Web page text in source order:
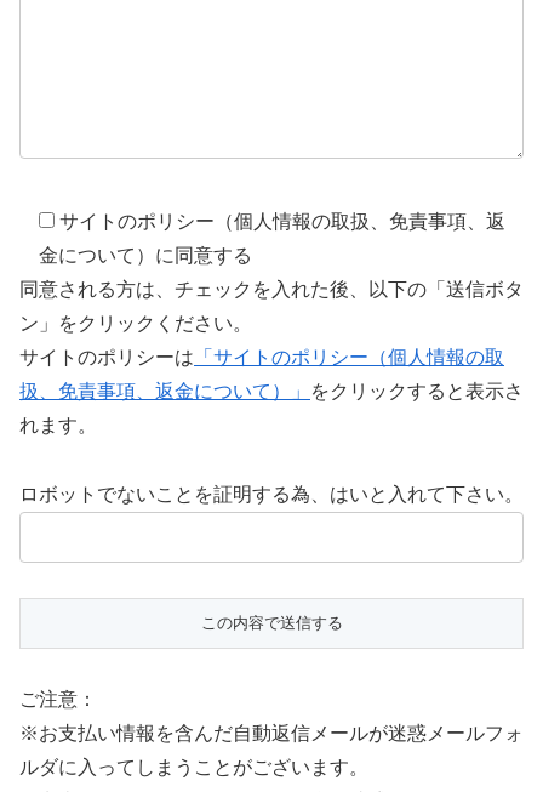
サイトのポリシー（個人情報の取扱、免責事項、返
金について）に同意する
同意される方は、チェックを入れた後、以下の「送信ボタ
ン」をクリックください。
サイトのポリシーは 「サイトのポリシー（個人情報の取
扱、免責事項、返金について）」
をクリックすると表示さ
れます。
ロボットでないことを証明する為、はいと入れて下さい。
ご注意：
※お支払い情報を含んだ自動返信メールが迷惑メールフォ
ルダに入ってしまうことがございます。